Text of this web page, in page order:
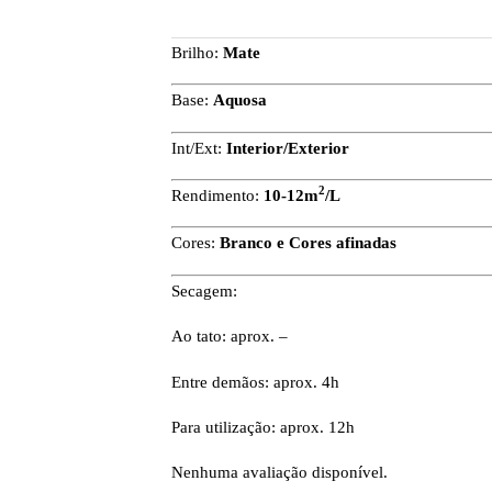
Brilho: Mate
Base: Aquosa
Int/Ext: Interior/Exterior
Rendimento: 10-12m2/L
Cores: Branco e Cores afinadas
Secagem:
Ao tato: aprox. –
Entre demãos: aprox. 4h
Para utilização: aprox. 12h
Nenhuma avaliação disponível.